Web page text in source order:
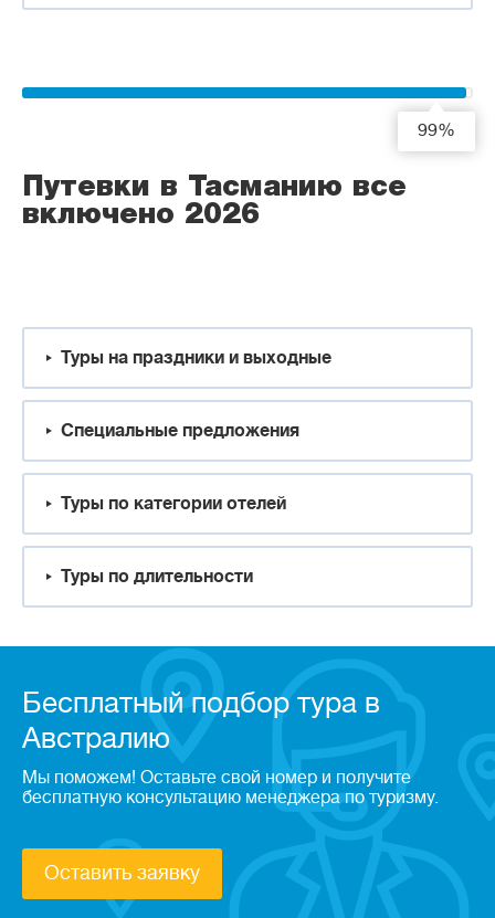
99%
Путевки в Тасманию все
включено 2026
Туры на праздники и выходные
Специальные предложения
Туры по категории отелей
Туры по длительности
Бесплатный подбор тура в
Австралию
Мы поможем! Оставьте свой номер и получите
бесплатную консультацию менеджера по туризму.
Оставить заявку